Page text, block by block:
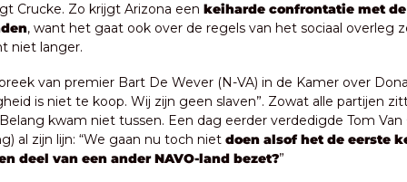
Crucke. Zo krijgt Arizona een keiharde confrontatie met de
, want het gaat ook over de regels van het sociaal overleg
niet langer.
van premier Bart De Wever (N-VA) in de Kamer over
is niet te koop. Wij zijn geen slaven”. Zowat alle partijen
kwam niet tussen. Een dag eerder verdedigde Tom Van
al zijn lijn: “We gaan nu toch niet doen alsof het de eerste
deel van een ander NAVO-land bezet?”